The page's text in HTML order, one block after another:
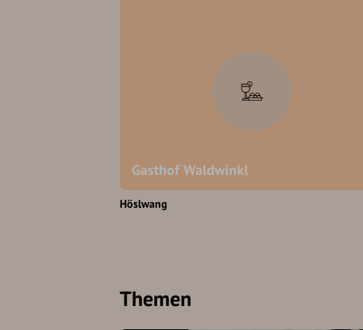
Gasthof Waldwinkl
Höslwang
Themen